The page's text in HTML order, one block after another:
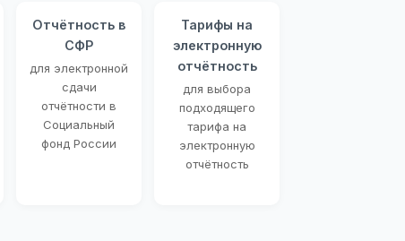
Отчётность в
СФР
для электронной
сдачи
отчётности в
Социальный
фонд России
Тарифы на
электронную
отчётность
для выбора
подходящего
тарифа на
электронную
отчётность